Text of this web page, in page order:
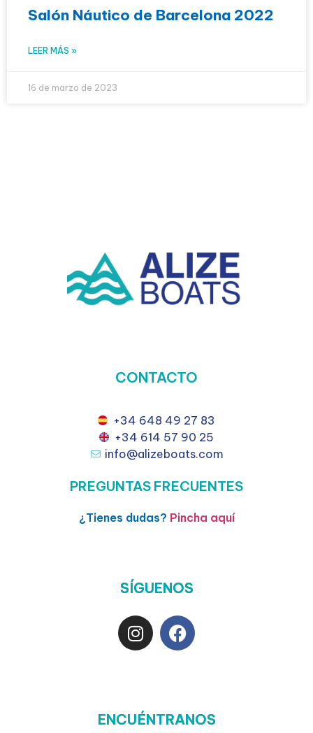
Salón Náutico de Barcelona 2022
LEER MÁS »
16 de marzo de 2023
CONTACTO
+34 648 49 27 83
+34 614 57 90 25
info@alizeboats.com
PREGUNTAS FRECUENTES
¿Tienes dudas? Pincha aquí
SÍGUENOS
ENCUÉNTRANOS